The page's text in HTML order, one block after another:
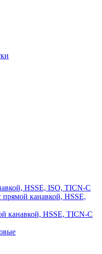
HSSE, ISO, TICN-C
канавкой, HSSE,
канавкой, HSSE, TICN-C